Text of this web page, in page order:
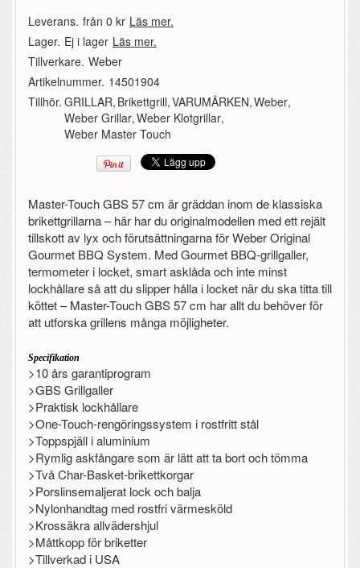
Leverans. från 0 kr Läs mer.
Lager. Ej i lager Läs mer.
Tillverkare. Weber
Artikelnummer. 14501904
Tillhör. GRILLAR, Brikettgrill,VARUMÄRKEN,Weber,
Weber Grillar,Weber Klotgrillar,
Weber Master Touch
Master-Touch GBS 57 cm är gräddan inom de klassiska
brikettgrillarna – här har du originalmodellen med ett rejält
tillskott av lyx och förutsättningarna för Weber Original
Gourmet BBQ System. Med Gourmet BBQ-grillgaller,
termometer i locket, smart asklåda och inte minst
lockhållare så att du slipper hålla i locket när du ska titta till
köttet – Master-Touch GBS 57 cm har allt du behöver för
att utforska grillens många möjligheter.
Specifikation
>10 års garantiprogram
>GBS Grillgaller
>Praktisk lockhållare
>One-Touch-rengöringssystem i rostfritt stål
>Toppspjäll i aluminium
>Rymlig askfångare som är lätt att ta bort och tömma
>Två Char-Basket-brikettkorgar
>Porslinsemaljerat lock och balja
>Nylonhandtag med rostfri värmesköld
>Krossäkra allvädershjul
>Måttkopp för briketter
>Tillverkad i USA